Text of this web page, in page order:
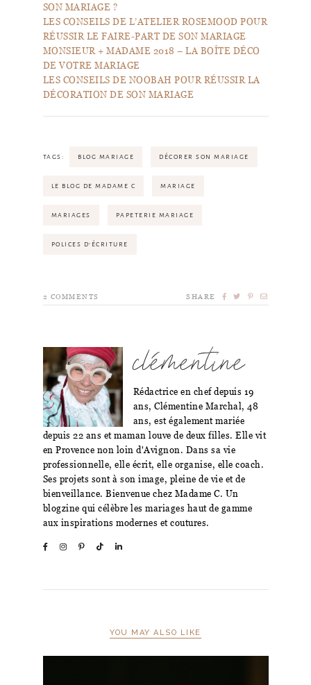
SON MARIAGE ?
LES CONSEILS DE L’ATELIER ROSEMOOD POUR
RÉUSSIR LE FAIRE-PART DE SON MARIAGE
MONSIEUR + MADAME 2018 – LA BOÎTE DÉCO
DE VOTRE MARIAGE
LES CONSEILS DE NOOBAH POUR RÉUSSIR LA
DÉCORATION DE SON MARIAGE
TAGS: BLOG MARIAGE DÉCORER SON MARIAGE
LE BLOG DE MADAME C MARIAGE
MARIAGES PAPETERIE MARIAGE
POLICES D'ÉCRITURE
2 COMMENTS SHARE
clémentine
Rédactrice en chef depuis 19
ans, Clémentine Marchal, 48
ans, est également mariée
depuis 22 ans et maman louve de deux filles. Elle vit
en Provence non loin d'Avignon. Dans sa vie
professionnelle, elle écrit, elle organise, elle coach.
Ses projets sont à son image, pleine de vie et de
bienveillance. Bienvenue chez Madame C. Un
blogzine qui célèbre les mariages haut de gamme
aux inspirations modernes et coutures.
YOU MAY ALSO LIKE